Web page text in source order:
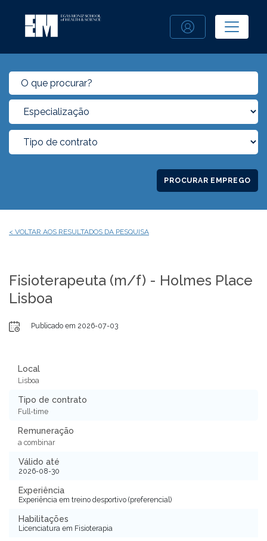
PROCURAR EMPREGO
< VOLTAR AOS RESULTADOS DA PESQUISA
Fisioterapeuta (m/f) - Holmes Place
Lisboa
Publicado em 2026-07-03
Local
Lisboa
Tipo de contrato
Full-time
Remuneração
a combinar
Válido até
2026-08-30
Experiência
Experiência em treino desportivo (preferencial)
Habilitações
Licenciatura em Fisioterapia